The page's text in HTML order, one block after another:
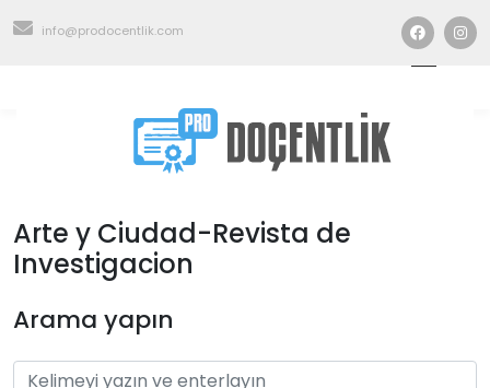
info@prodocentlik.com
Arte y Ciudad-Revista de
Investigacion
Arama yapın